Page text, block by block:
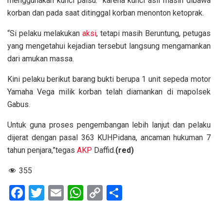
korban dan pada saat ditinggal korban menonton ketoprak.
“Si pelaku melakukan aksi, tetapi masih Beruntung, petugas
yang mengetahui kejadian tersebut langsung mengamankan
dari amukan massa.
Kini pelaku berikut barang bukti berupa 1 unit sepeda motor
Yamaha Vega milik korban telah diamankan di mapolsek
Gabus.
Untuk guna proses pengembangan lebih lanjut dan pelaku
dijerat dengan pasal 363 KUHPidana, ancaman hukuman 7
tahun penjara,”tegas AKP Daffid.(red)
355
F
T
E
W
C